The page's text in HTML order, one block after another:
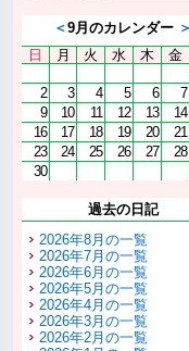
＜9月のカレンダー ＞
日
月 火 水 木 金
2
3 4 5 6 7
9
10 11 12 13 14
16
17 18 19 20 21
23
24 25 26 27 28
30
過去の日記
2026年8月の一覧
2026年7月の一覧
2026年6月の一覧
2026年5月の一覧
2026年4月の一覧
2026年3月の一覧
2026年2月の一覧